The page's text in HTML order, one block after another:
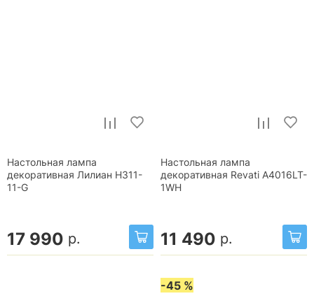
Настольная лампа
декоративная Лилиан H311-
11-G
17 990 р.
Настольная лампа
декоративная Revati A4016LT-
1WH
11 490 р.
-45 %